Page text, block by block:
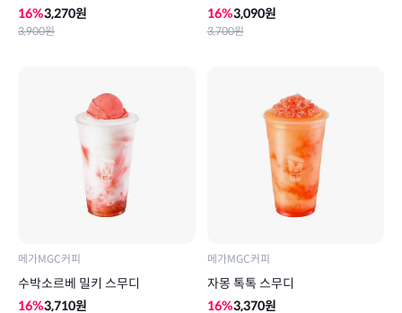
16%3,270원
3,900원
16%3,090원
3,700원
메가MGC커피
수박소르베 밀키 스무디
16%3,710원
메가MGC커피
자몽 톡톡 스무디
16%3,370원